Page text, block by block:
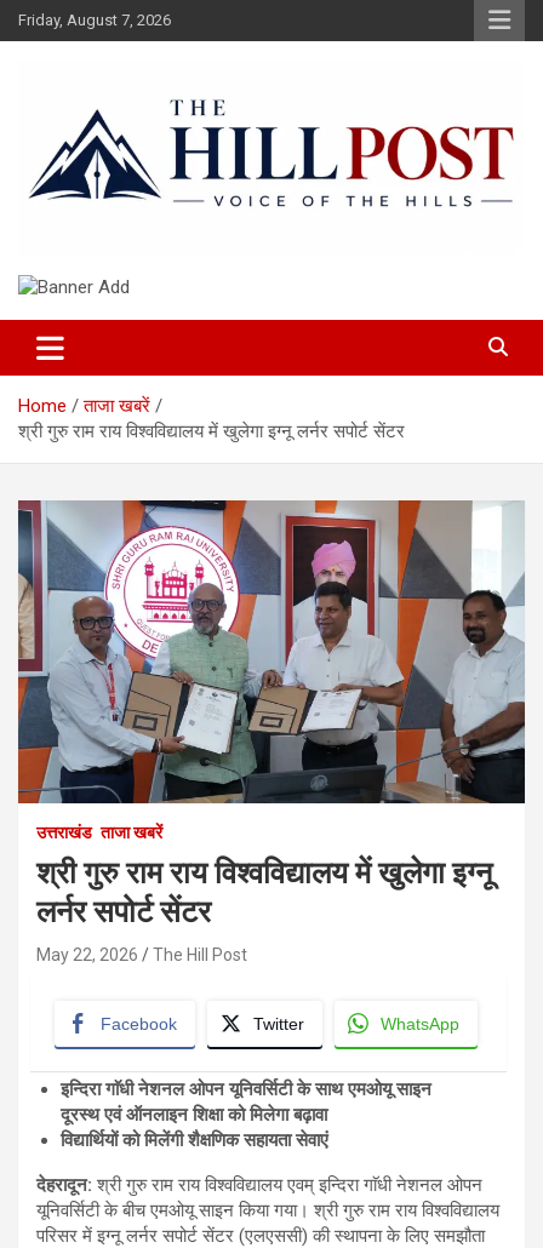
Skip
to
Friday, August 7, 2026
The Hillpost
Home
ताजा खबरें
श्री गुरु राम राय विश्वविद्यालय में खुलेगा इग्नू लर्नर सपोर्ट सेंटर
उत्तराखंड ताजा खबरें
श्री गुरु राम राय विश्वविद्यालय में खुलेगा इग्नू
लर्नर सपोर्ट सेंटर
May 22, 2026 The Hill Post
Facebook Twitter WhatsApp
इन्दिरा गाॅधी नेशनल ओपन यूनिवर्सिटी के साथ एमओयू साइन
दूरस्थ एवं ऑनलाइन शिक्षा को मिलेगा बढ़ावा
विद्यार्थियों को मिलेंगी शैक्षणिक सहायता सेवाएं
देहरादून:श्री गुरु राम राय विश्वविद्यालय एवम् इन्दिरा गाॅधी नेशनल ओपन
यूनिवर्सिटी के बीच एमओयू साइन किया गया। श्री गुरु राम राय विश्वविद्यालय
परिसर में इग्नू लर्नर सपोर्ट सेंटर (एलएससी) की स्थापना के लिए समझौता